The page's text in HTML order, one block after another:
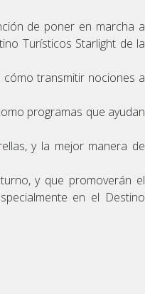
de poner en marcha a
Turísticos Starlight de la
transmitir nociones a
programas que ayudan
y la mejor manera de
y que promoverán el
en el Destino